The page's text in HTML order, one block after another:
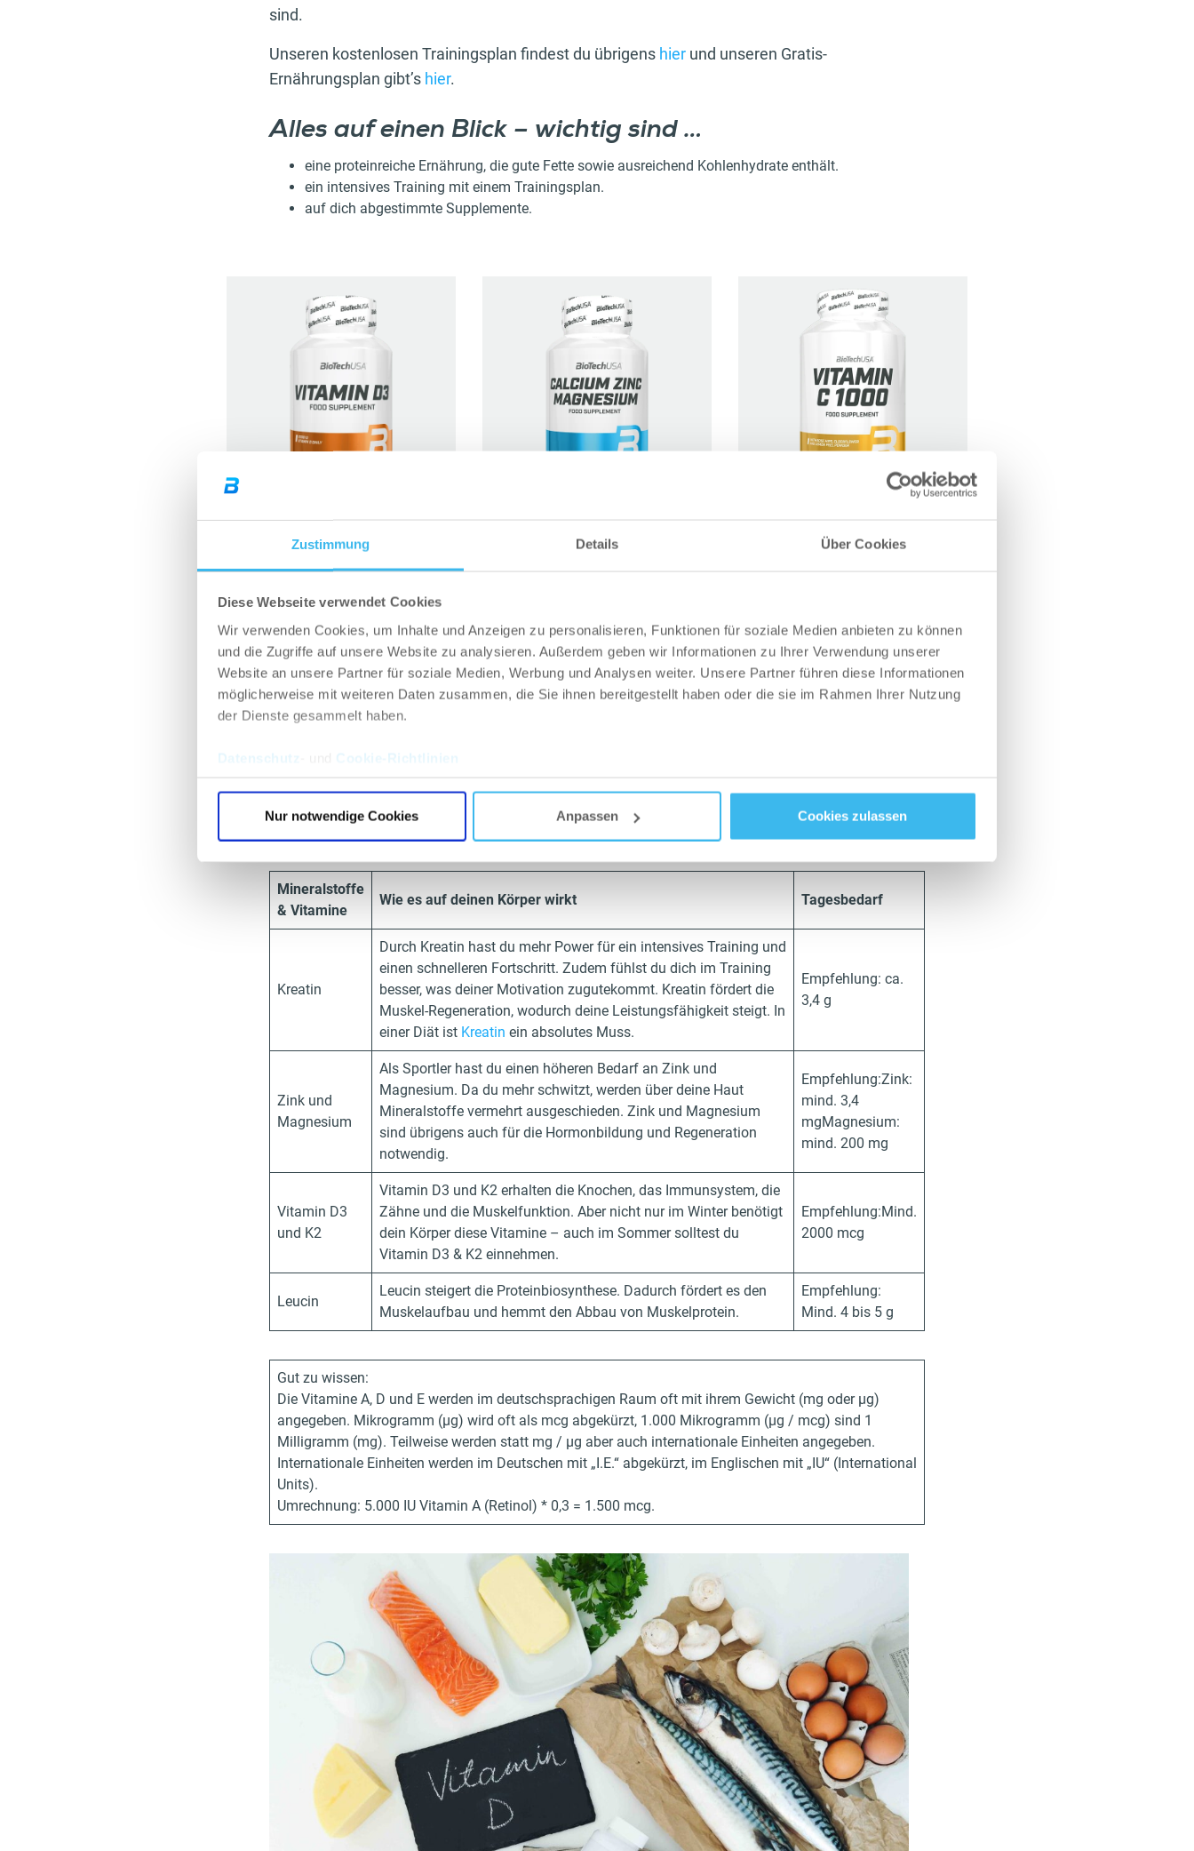
Zustimmung Details Über Cookies
Diese Webseite verwendet Cookies
Wir verwenden Cookies, um Inhalte und Anzeigen zu personalisieren, Funktionen für soziale Medien anbieten zu können
und die Zugriffe auf unsere Website zu analysieren. Außerdem geben wir Informationen zu Ihrer Verwendung unserer
Website an unsere Partner für soziale Medien, Werbung und Analysen weiter. Unsere Partner führen diese Informationen
möglicherweise mit weiteren Daten zusammen, die Sie ihnen bereitgestellt haben oder die sie im Rahmen Ihrer Nutzung
der Dienste gesammelt haben.
Datenschutz Cookie-Richtlinien
Nur notwendige Cookies Anpassen Cookies zulassen
sind.
Unseren kostenlosen Trainingsplan findest du übrigens hier und unseren Gratis-
Ernährungsplan gibt’s hier.
Alles auf einen Blick – wichtig sind …
eine proteinreiche Ernährung, die gute Fette sowie ausreichend Kohlenhydrate enthält.
ein intensives Training mit einem Trainingsplan.
auf dich abgestimmte Supplemente.
Vitamin D3 – 120 Tabletten
Tabletten
Tabletten
Tagesbedarf für Mineralstoffe und Vitamine
beim Muskelaufbau
Muskelaufbau benötigst: Kreatin, Zink, Magnesium, Vitamin D3, Vitamin K2 und Leucin.
Mineralstoffe
& Vitamine
Wie es auf deinen Körper wirkt Tagesbedarf
Kreatin
Durch Kreatin hast du mehr Power für ein intensives Training und
einen schnelleren Fortschritt. Zudem fühlst du dich im Training
besser, was deiner Motivation zugutekommt. Kreatin fördert die
Muskel-Regeneration, wodurch deine Leistungsfähigkeit steigt. In
einer Diät ist Kreatin ein absolutes Muss.
Empfehlung: ca.
3,4 g
Zink und
Magnesium
Als Sportler hast du einen höheren Bedarf an Zink und
Magnesium. Da du mehr schwitzt, werden über deine Haut
Mineralstoffe vermehrt ausgeschieden. Zink und Magnesium
sind übrigens auch für die Hormonbildung und Regeneration
notwendig.
Empfehlung:Zink:
mind. 3,4
mgMagnesium:
mind. 200 mg
Vitamin D3
und K2
Vitamin D3 und K2 erhalten die Knochen, das Immunsystem, die
Zähne und die Muskelfunktion. Aber nicht nur im Winter benötigt
dein Körper diese Vitamine – auch im Sommer solltest du
Vitamin D3 & K2 einnehmen.
Empfehlung:Mind.
2000 mcg
Leucin
Leucin steigert die Proteinbiosynthese. Dadurch fördert es den
Muskelaufbau und hemmt den Abbau von Muskelprotein.
Empfehlung:
Mind. 4 bis 5 g
Gut zu wissen:
Die Vitamine A, D und E werden im deutschsprachigen Raum oft mit ihrem Gewicht (mg oder µg)
angegeben. Mikrogramm (µg) wird oft als mcg abgekürzt, 1.000 Mikrogramm (µg / mcg) sind 1
Milligramm (mg). Teilweise werden statt mg / µg aber auch internationale Einheiten angegeben.
Internationale Einheiten werden im Deutschen mit „I.E.“ abgekürzt, im Englischen mit „IU“ (International
Units).
Umrechnung: 5.000 IU Vitamin A (Retinol) * 0,3 = 1.500 mcg.